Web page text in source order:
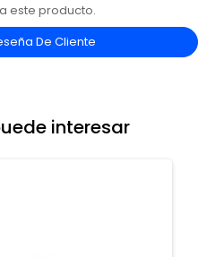
este producto.
De Cliente
interesar